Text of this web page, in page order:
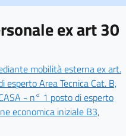
ex art 30
mobilità esterna ex art.
Area Tecnica Cat. B,
- n° 1 posto di esperto
economica iniziale B3,